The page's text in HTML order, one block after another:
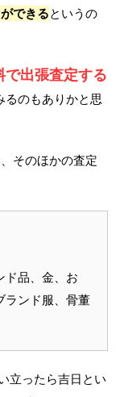
できるというの
で出張査定する
るのもありかと思
そのほかの査定
ド品、金、お
ランド服、骨董
立ったら吉日とい